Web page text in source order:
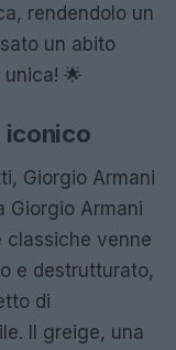
rendendolo un
un abito
🌟
iconico
Giorgio Armani
Giorgio Armani
classiche venne
e destrutturato,
di
Il greige, una